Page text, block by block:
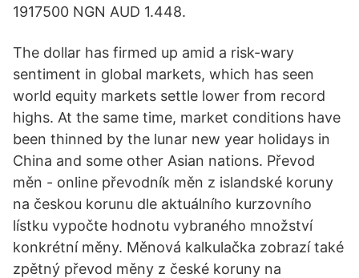
1917500 NGN AUD 1.448.
The dollar has firmed up amid a risk-wary
sentiment in global markets, which has seen
world equity markets settle lower from record
highs. At the same time, market conditions have
been thinned by the lunar new year holidays in
China and some other Asian nations. Převod
měn - online převodník měn z islandské koruny
na českou korunu dle aktuálního kurzovního
lístku vypočte hodnotu vybraného množství
konkrétní měny. Měnová kalkulačka zobrazí také
zpětný převod měny z české koruny na